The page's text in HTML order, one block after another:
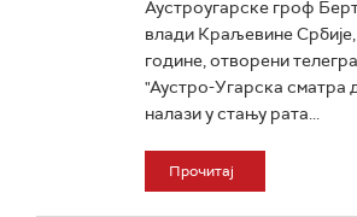
Аустроугарске гроф
влади Краљевине
године, отворени
"Аустро-Угарска сматра
налази у стању рата...
Прочитај